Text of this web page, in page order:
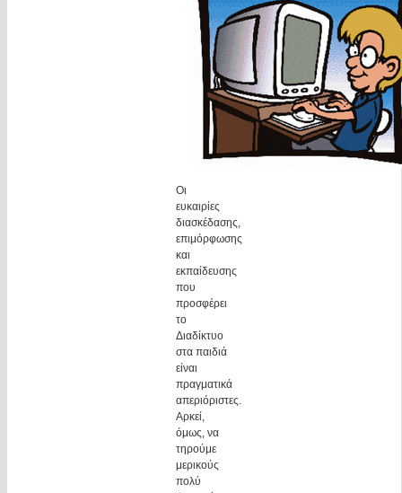
Oι
ευκαιρίες
διασκέδασης,
επιμόρφωσης
και
εκπαίδευσης
που
προσφέρει
το
Διαδίκτυο
στα παιδιά
είναι
πραγματικά
απεριόριστες.
Αρκεί,
όμως, να
τηρούμε
μερικούς
πολύ